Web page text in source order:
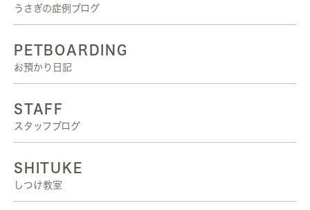
うさぎの症例ブログ
PETBOARDING
お預かり日記
STAFF
スタッフブログ
SHITUKE
しつけ教室